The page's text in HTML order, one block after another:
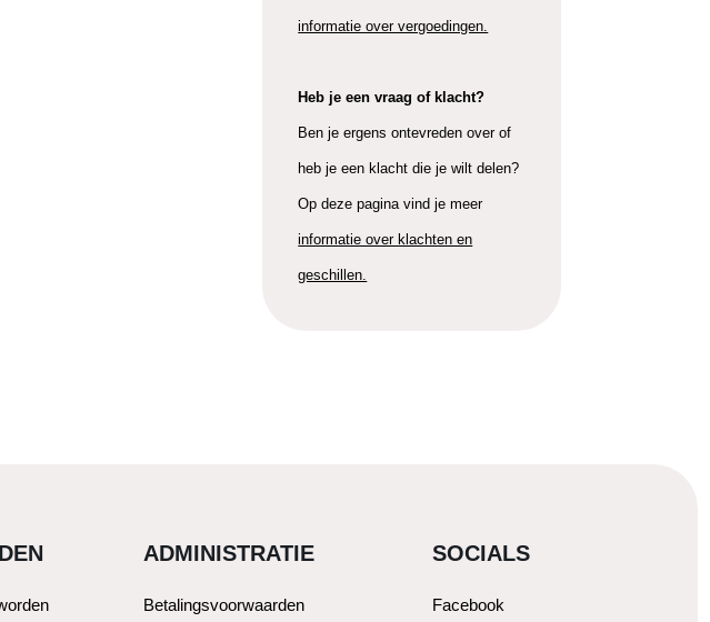
informatie over vergoedingen.
Heb je een vraag of klacht?
Ben je ergens ontevreden over of
heb je een klacht die je wilt delen?
Op deze pagina vind je meer
informatie over klachten en
geschillen.
ADMINISTRATIE
Betalingsvoorwaarden
SOCIALS
Facebook